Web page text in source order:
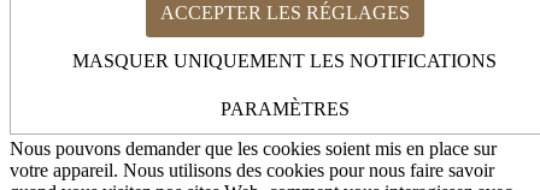
ACCEPTER LES RÉGLAGES
MASQUER UNIQUEMENT LES NOTIFICATIONS
PARAMÈTRES
Comment nous utilisons les cookies
Cookies Web Essentiels
Autres services externes
Comment nous utilisons les cookies
Nous pouvons demander que les cookies soient mis en place sur
votre appareil. Nous utilisons des cookies pour nous faire savoir